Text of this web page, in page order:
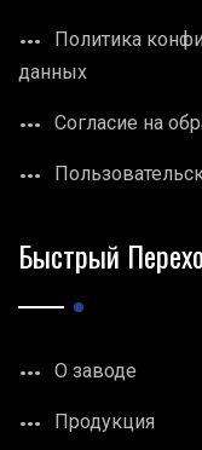
Политика
данных
Согласие на
Быстрый
О заводе
Продукция